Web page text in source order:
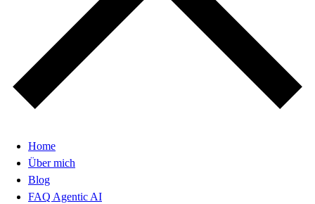
Home
Über mich
Blog
FAQ Agentic AI